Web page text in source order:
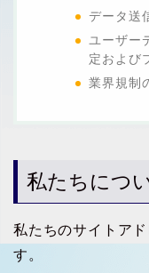
データ送
ユーザー
定および
業界規制
私たちにつ
私たちのサイトア
す。